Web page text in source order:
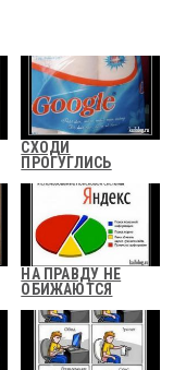
СХОДИ
ПРОГУГЛИСЬ
НА ПРАВДУ НЕ
ОБИЖАЮТСЯ